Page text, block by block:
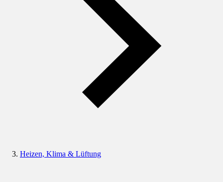
Heizen, Klima & Lüftung